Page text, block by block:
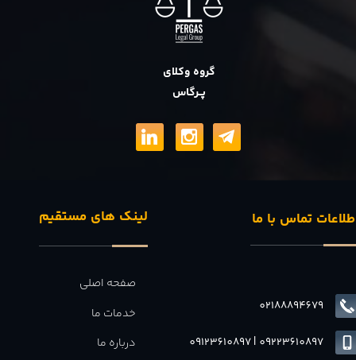
گروه وکلای
پــرگاس
لینک های مستقیم
صفحه اصلی
خدمات ما
درباره ما
تماس با ما
02188894679
09123610897| 09223610897